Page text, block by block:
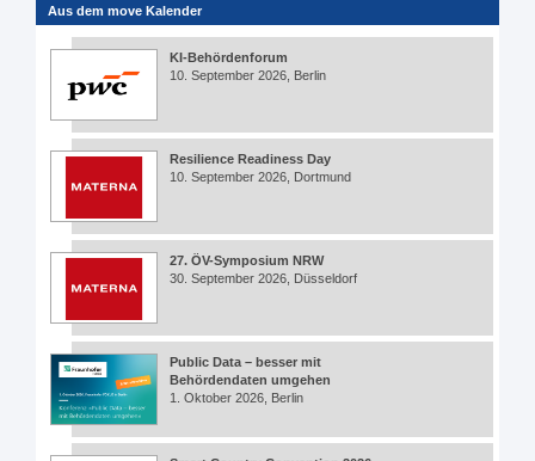
Aus dem move Kalender
KI-Behördenforum
10. September 2026, Berlin
Resilience Readiness Day
10. September 2026, Dortmund
27. ÖV-Symposium NRW
30. September 2026, Düsseldorf
Public Data – besser mit
Behördendaten umgehen
1. Oktober 2026, Berlin